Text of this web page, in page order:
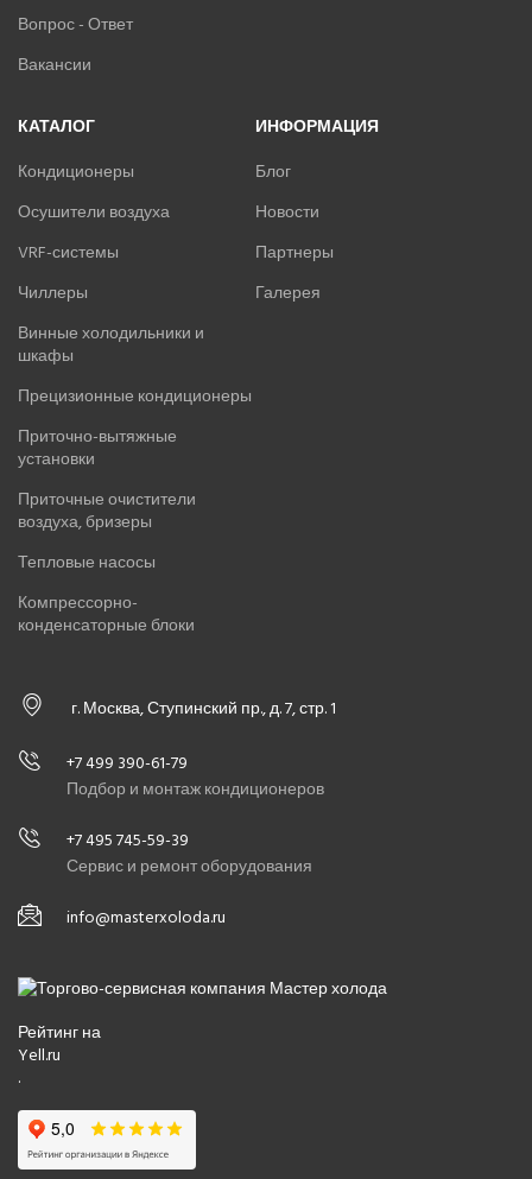
Вопрос - Ответ
Вакансии
КАТАЛОГ
Кондиционеры
Осушители воздуха
VRF-системы
Чиллеры
Винные холодильники и
шкафы
Прецизионные кондиционеры
Приточно-вытяжные
установки
Приточные очистители
воздуха, бризеры
Тепловые насосы
Компрессорно-
конденсаторные блоки
ИНФОРМАЦИЯ
Блог
Новости
Партнеры
Галерея
г. Москва, Ступинский пр., д. 7, стр. 1
+7 499 390-61-79
Подбор и монтаж кондиционеров
+7 495 745-59-39
Сервис и ремонт оборудования
info@masterxoloda.ru
Рейтинг на
Yell.ru
.